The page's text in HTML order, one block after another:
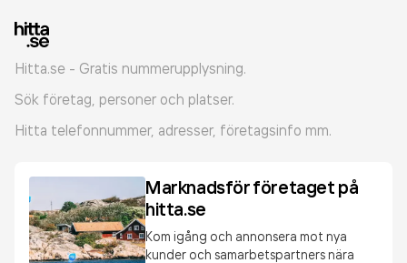
Hitta.se - Gratis nummerupplysning.
Sök företag, personer och platser.
Hitta telefonnummer, adresser, företagsinfo mm.
Marknadsför företaget på
hitta.se
Kom igång och annonsera mot nya
kunder och samarbetspartners nära